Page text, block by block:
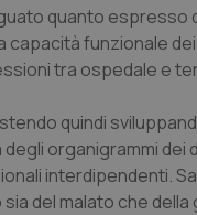
quanto espresso
capacità funzionale
tra ospedale e
quindi
organigrammi
interdipendenti.
del malato che della
tracking-sites-
tracking-enable